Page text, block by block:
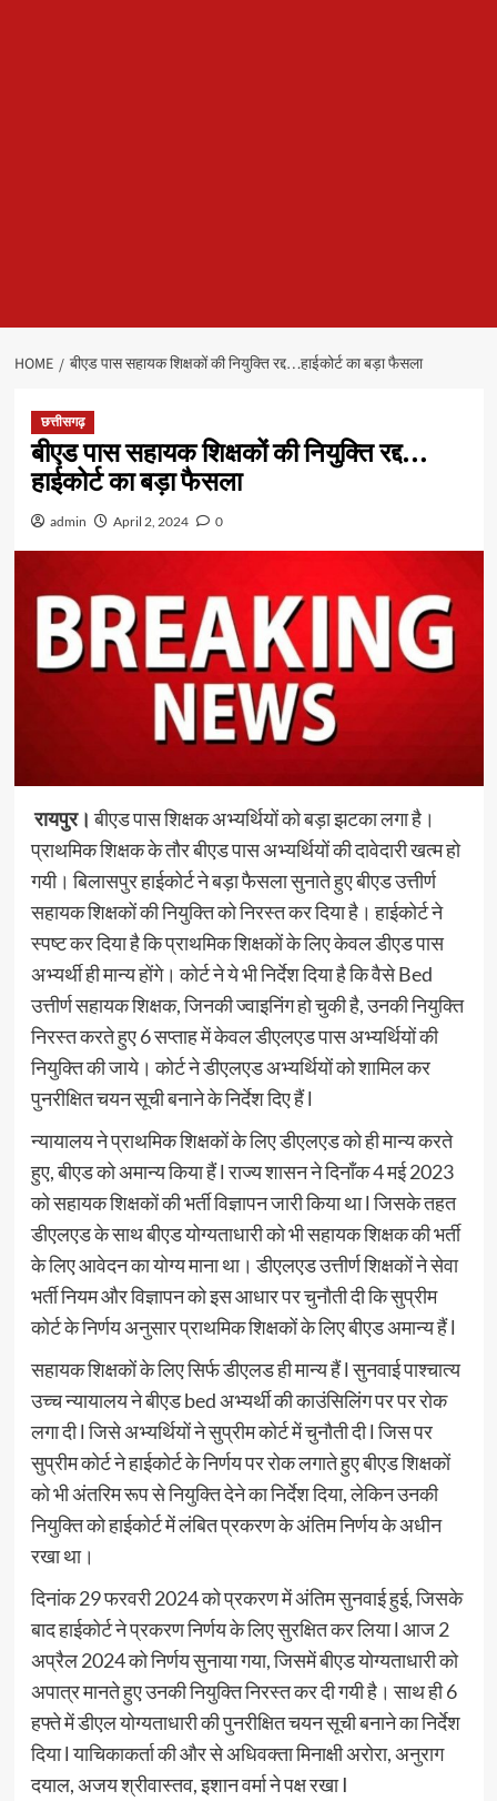
HOME बीएड पास सहायक शिक्षकों की नियुक्ति रद्द…हाईकोर्ट का बड़ा फैसला
छत्तीसगढ़
बीएड पास सहायक शिक्षकों की नियुक्ति रद्द…
हाईकोर्ट का बड़ा फैसला
admin April 2, 2024 0
रायपुर। बीएड पास शिक्षक अभ्यर्थियों को बड़ा झटका लगा है।
प्राथमिक शिक्षक के तौर बीएड पास अभ्यर्थियों की दावेदारी खत्म हो
गयी। बिलासपुर हाईकोर्ट ने बड़ा फैसला सुनाते हुए बीएड उत्तीर्ण
सहायक शिक्षकों की नियुक्ति को निरस्त कर दिया है। हाईकोर्ट ने
स्पष्ट कर दिया है कि प्राथमिक शिक्षकों के लिए केवल डीएड पास
अभ्यर्थी ही मान्य होंगे। कोर्ट ने ये भी निर्देश दिया है कि वैसे Bed
उत्तीर्ण सहायक शिक्षक, जिनकी ज्वाइनिंग हो चुकी है, उनकी नियुक्ति
निरस्त करते हुए 6 सप्ताह में केवल डीएलएड पास अभ्यर्थियों की
नियुक्ति की जाये। कोर्ट ने डीएलएड अभ्यर्थियों को शामिल कर
पुनरीक्षित चयन सूची बनाने के निर्देश दिए हैं l
न्यायालय ने प्राथमिक शिक्षकों के लिए डीएलएड को ही मान्य करते
हुए, बीएड को अमान्य किया हैं l राज्य शासन ने दिनाँक 4 मई 2023
को सहायक शिक्षकों की भर्ती विज्ञापन जारी किया था l जिसके तहत
डीएलएड के साथ बीएड योग्यताधारी को भी सहायक शिक्षक की भर्ती
के लिए आवेदन का योग्य माना था। डीएलएड उत्तीर्ण शिक्षकों ने सेवा
भर्ती नियम और विज्ञापन को इस आधार पर चुनौती दी कि सुप्रीम
कोर्ट के निर्णय अनुसार प्राथमिक शिक्षकों के लिए बीएड अमान्य हैं l
सहायक शिक्षकों के लिए सिर्फ डीएलड ही मान्य हैं l सुनवाई पाश्चात्य
उच्च न्यायालय ने बीएड bed अभ्यर्थी की काउंसिलिंग पर पर रोक
लगा दी l जिसे अभ्यर्थियों ने सुप्रीम कोर्ट में चुनौती दी l जिस पर
सुप्रीम कोर्ट ने हाईकोर्ट के निर्णय पर रोक लगाते हुए बीएड शिक्षकों
को भी अंतरिम रूप से नियुक्ति देने का निर्देश दिया, लेकिन उनकी
नियुक्ति को हाईकोर्ट में लंबित प्रकरण के अंतिम निर्णय के अधीन
रखा था।
दिनांक 29 फरवरी 2024 को प्रकरण में अंतिम सुनवाई हुई, जिसके
बाद हाईकोर्ट ने प्रकरण निर्णय के लिए सुरक्षित कर लिया l आज 2
अप्रैल 2024 को निर्णय सुनाया गया, जिसमें बीएड योग्यताधारी को
अपात्र मानते हुए उनकी नियुक्ति निरस्त कर दी गयी है। साथ ही 6
हफ्ते में डीएल योग्यताधारी की पुनरीक्षित चयन सूची बनाने का निर्देश
दिया l याचिकाकर्ता की और से अधिवक्ता मिनाक्षी अरोरा, अनुराग
दयाल, अजय श्रीवास्तव, इशान वर्मा ने पक्ष रखा I